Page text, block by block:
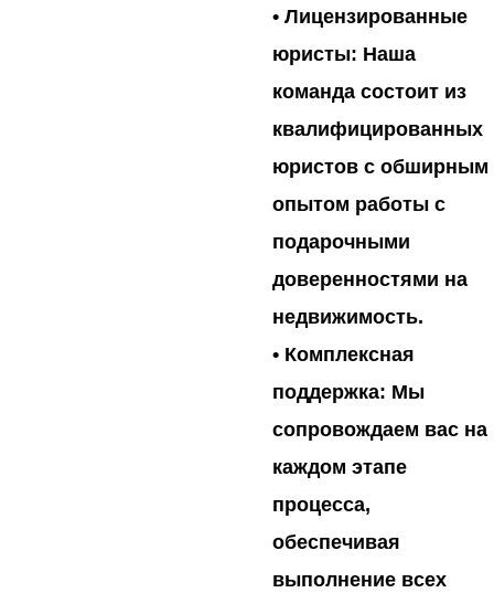
• Лицензированные
юристы: Наша
команда состоит из
квалифицированных
юристов с обширным
опытом работы с
подарочными
доверенностями на
недвижимость.
• Комплексная
поддержка: Мы
сопровождаем вас на
каждом этапе
процесса,
обеспечивая
выполнение всех